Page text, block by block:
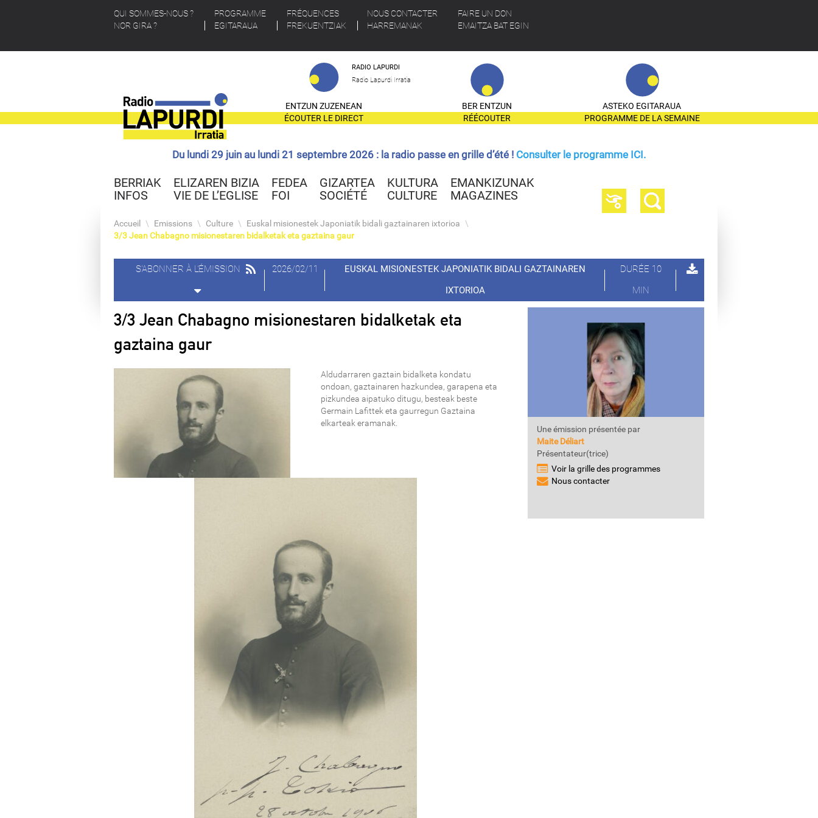
QUI SOMMES-NOUS ?
NOR GIRA ?
PROGRAMME
EGITARAUA
FRÉQUENCES
FREKUENTZIAK
NOUS CONTACTER
HARREMANAK
FAIRE UN DON
EMAITZA BAT EGIN
ENTZUN ZUZENEAN
ÉCOUTER LE DIRECT
RADIO LAPURDI
Radio Lapurdi Irratia
BER ENTZUN
RÉÉCOUTER
ASTEKO EGITARAUA
PROGRAMME DE LA SEMAINE
Du lundi 29 juin au lundi 21 septembre 2026 : la radio passe en grille d’été ! Consulter le programme ICI.
BERRIAK
INFOS
ELIZAREN BIZIA
VIE DE L’EGLISE
FEDEA
FOI
GIZARTEA
SOCIÉTÉ
KULTURA
CULTURE
EMANKIZUNAK
MAGAZINES
Accueil \ Emissions \ Culture \ Euskal misionestek Japoniatik bidali gaztainaren ixtorioa \
3/3 Jean Chabagno misionestaren bidalketak eta gaztaina gaur
S'ABONNER À L'ÉMISSION 2026/02/11
EUSKAL MISIONESTEK JAPONIATIK BIDALI GAZTAINAREN
IXTORIOA
DURÉE 10
MIN
3/3 Jean Chabagno misionestaren bidalketak eta
gaztaina gaur
Aldudarraren gaztain bidalketa kondatu
ondoan, gaztainaren hazkundea, garapena eta
pizkundea aipatuko ditugu, besteak beste
Germain Lafittek eta gaurregun Gaztaina
elkarteak eramanak.
Une émission présentée par
Maite Déliart
Présentateur(trice)
Voir la grille des programmes
Nous contacter